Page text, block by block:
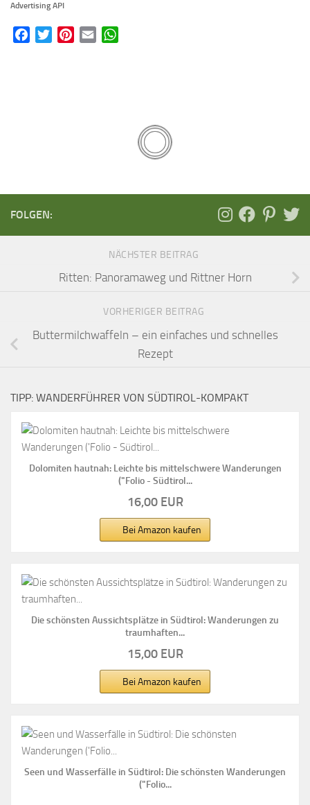
Advertising API
FacebookTwitterPinterest
Email
FOLGEN:
NÄCHSTER BEITRAG
Ritten: Panoramaweg und Rittner Horn
VORHERIGER BEITRAG
Buttermilchwaffeln – ein einfaches und schnelles
Rezept
TIPP: WANDERFÜHRER VON SÜDTIROL-KOMPAKT
Dolomiten hautnah: Leichte bis mittelschwere Wanderungen
("Folio - Südtirol...
16,00 EUR
Bei Amazon kaufen
Die schönsten Aussichtsplätze in Südtirol: Wanderungen zu
traumhaften...
15,00 EUR
Bei Amazon kaufen
Seen und Wasserfälle in Südtirol: Die schönsten Wanderungen
("Folio...